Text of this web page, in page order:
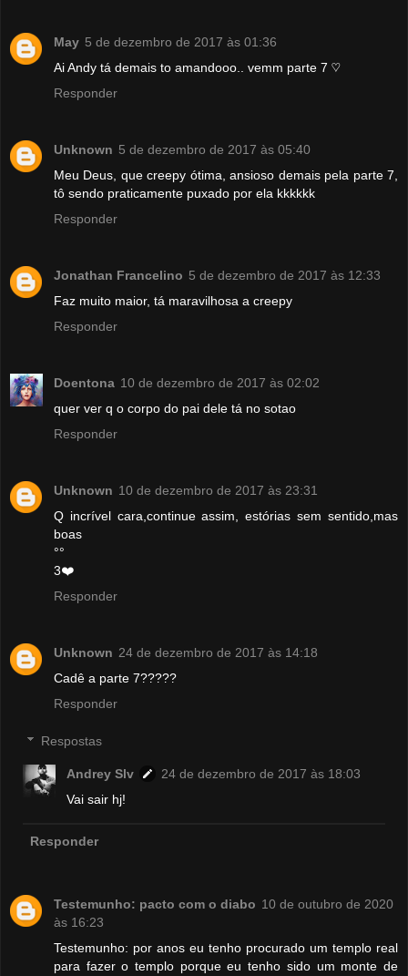
May 5 de dezembro de 2017 às 01:36
Ai Andy tá demais to amandooo.. vemm parte 7 ♡
Responder
Unknown 5 de dezembro de 2017 às 05:40
Meu Deus, que creepy ótima, ansioso demais pela parte 7,
tô sendo praticamente puxado por ela kkkkkk
Responder
Jonathan Francelino 5 de dezembro de 2017 às 12:33
Faz muito maior, tá maravilhosa a creepy
Responder
Doentona 10 de dezembro de 2017 às 02:02
quer ver q o corpo do pai dele tá no sotao
Responder
Unknown 10 de dezembro de 2017 às 23:31
Q incrível cara,continue assim, estórias sem sentido,mas
boas
°°
3❤️
Responder
Unknown 24 de dezembro de 2017 às 14:18
Cadê a parte 7?????
Responder
Respostas
Andrey Slv
24 de dezembro de 2017 às 18:03
Vai sair hj!
Responder
Testemunho: pacto com o diabo 10 de outubro de 2020
às 16:23
Testemunho: por anos eu tenho procurado um templo real
para fazer o templo porque eu tenho sido um monte de